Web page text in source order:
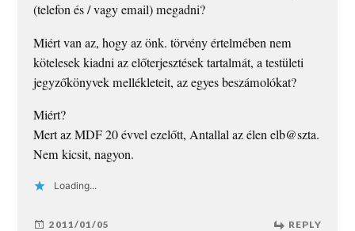
(telefon és / vagy email) megadni?
Miért van az, hogy az önk. törvény értelmében nem
kötelesek kiadni az előterjesztések tartalmát, a testületi
jegyzőkönyvek mellékleteit, az egyes beszámolókat?
Miért?
Mert az MDF 20 évvel ezelőtt, Antallal az élen elb@szta.
Nem kicsit, nagyon.
Loading...
2011/01/05 REPLY